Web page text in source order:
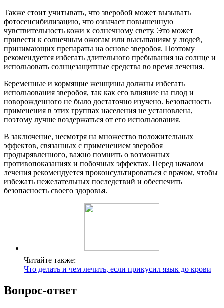
Также стоит учитывать, что зверобой может вызывать
фотосенсибилизацию, что означает повышенную
чувствительность кожи к солнечному свету. Это может
привести к солнечным ожогам или высыпаниям у людей,
принимающих препараты на основе зверобоя. Поэтому
рекомендуется избегать длительного пребывания на солнце и
использовать солнцезащитные средства во время лечения.
Беременные и кормящие женщины должны избегать
использования зверобоя, так как его влияние на плод и
новорожденного не было достаточно изучено. Безопасность
применения в этих группах населения не установлена,
поэтому лучше воздержаться от его использования.
В заключение, несмотря на множество положительных
эффектов, связанных с применением зверобоя
продырявленного, важно помнить о возможных
противопоказаниях и побочных эффектах. Перед началом
лечения рекомендуется проконсультироваться с врачом, чтобы
избежать нежелательных последствий и обеспечить
безопасность своего здоровья.
Читайте также:
Что делать и чем лечить, если прикусил язык до крови
Вопрос-ответ